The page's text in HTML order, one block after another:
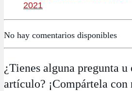
2021
No hay comentarios disponibles
¿Tienes alguna pregunta
artículo? ¡Compártela con